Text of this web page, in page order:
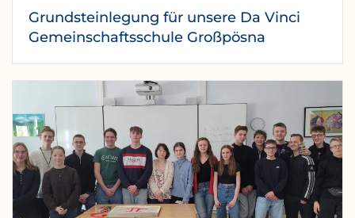
Grundsteinlegung für unsere Da Vinci
Gemeinschaftsschule Großpösna